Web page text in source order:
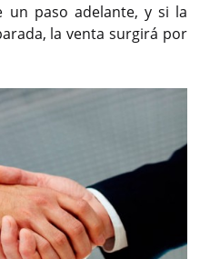
un paso adelante, y si la
la venta surgirá por